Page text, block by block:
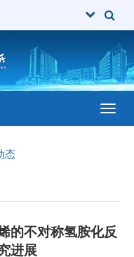
态
的不对称氢胺化反
进展